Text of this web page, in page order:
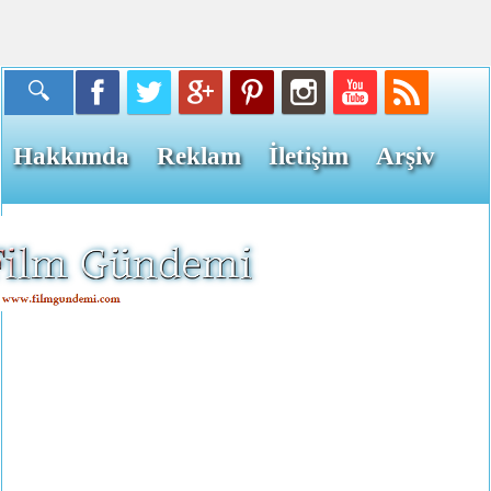
Hakkımda Reklam İletişim Arşiv